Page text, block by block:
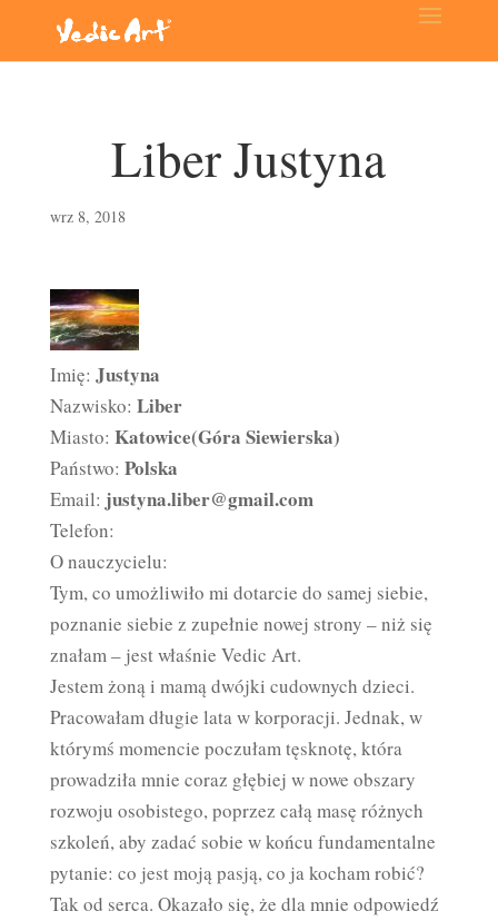
Liber Justyna
wrz 8, 2018
Imię: Justyna
Nazwisko: Liber
Miasto: Katowice(Góra Siewierska)
Państwo: Polska
Email: justyna.liber@gmail.com
Telefon:
O nauczycielu:
Tym, co umożliwiło mi dotarcie do samej siebie,
poznanie siebie z zupełnie nowej strony – niż się
znałam – jest właśnie Vedic Art.
Jestem żoną i mamą dwójki cudownych dzieci.
Pracowałam długie lata w korporacji. Jednak, w
którymś momencie poczułam tęsknotę, która
prowadziła mnie coraz głębiej w nowe obszary
rozwoju osobistego, poprzez całą masę różnych
szkoleń, aby zadać sobie w końcu fundamentalne
pytanie: co jest moją pasją, co ja kocham robić?
Tak od serca. Okazało się, że dla mnie odpowiedź